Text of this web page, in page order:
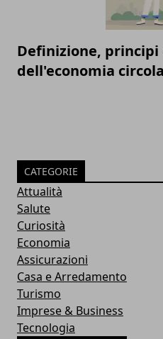
Definizione, principi
dell'economia
CATEGORIE
Attualità
Salute
Curiosità
Economia
Assicurazioni
Casa e Arredamento
Turismo
Imprese & Business
Tecnologia